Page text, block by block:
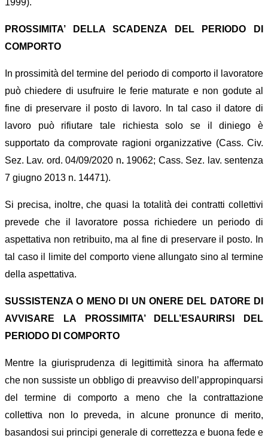
PROSSIMITA’ DELLA SCADENZA DEL PERIODO DI
COMPORTO
In prossimità del termine del periodo di comporto il lavoratore
può chiedere di usufruire le ferie maturate e non godute al
fine di preservare il posto di lavoro. In tal caso il datore di
lavoro può rifiutare tale richiesta solo se il diniego è
supportato da comprovate ragioni organizzative (Cass. Civ.
Sez. Lav. ord. 04/09/2020 n.19062; Cass. Sez. lav. sentenza
7 giugno 2013 n. 14471).
Si precisa, inoltre, che quasi la totalità dei contratti collettivi
prevede che il lavoratore possa richiedere un periodo di
aspettativa non retribuito, ma al fine di preservare il posto. In
tal caso il limite del comporto viene allungato sino al termine
della aspettativa.
SUSSISTENZA O MENO DI UN ONERE DEL DATORE DI
AVVISARE LA PROSSIMITA’ DELL’ESAURIRSI DEL
PERIODO DI COMPORTO
Mentre la giurisprudenza di legittimità sinora ha affermato
che non sussisteun obbligo di preavviso dell’appropinquarsi
del termine di comporto a meno che la contrattazione
collettiva non lo preveda, in alcune pronunce di merito,
basandosi sui principi generale di correttezza e buona fede e